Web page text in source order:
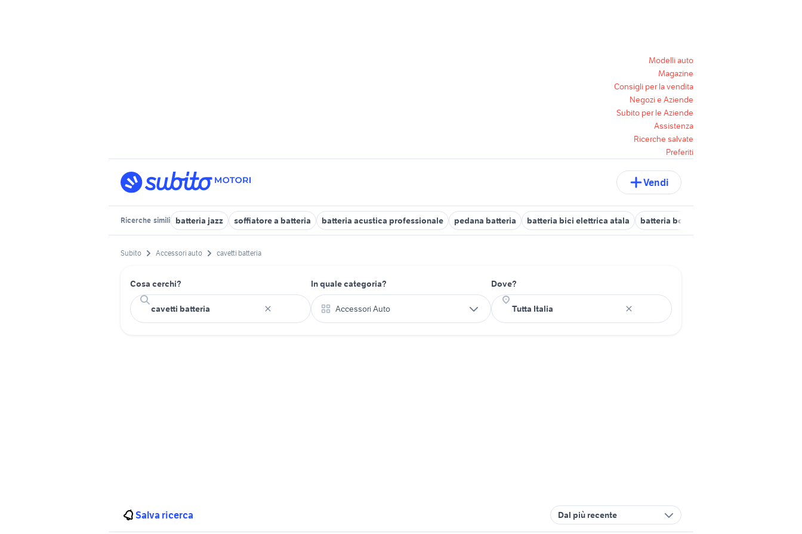
Modelli auto
Magazine
Consigli per la vendita
Negozi e Aziende
Subito per le Aziende
Assistenza
Ricerche salvate
Preferiti
Vendi
Ricerche simili batteria jazz soffiatore a batteria batteria acustica professionale pedana batteria batteria bici elettrica atala batteria bosch
Subito Accessori auto cavetti batteria
Cosa cerchi? In quale categoria?
Accessori Auto
Dove?
Salva ricerca Dal più recente